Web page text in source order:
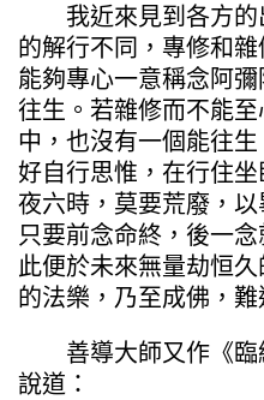
我近來見到各方的
的解行不同，專修和
能夠專心一意稱念阿
往生。若雜修而不能
中，也沒有一個能往
好自行思惟，在行住
夜六時，莫要荒廢，以
只要前念命終，後一
此便於未來無量劫恒
的法樂，乃至成佛，難
善導大師又作《臨
說道：